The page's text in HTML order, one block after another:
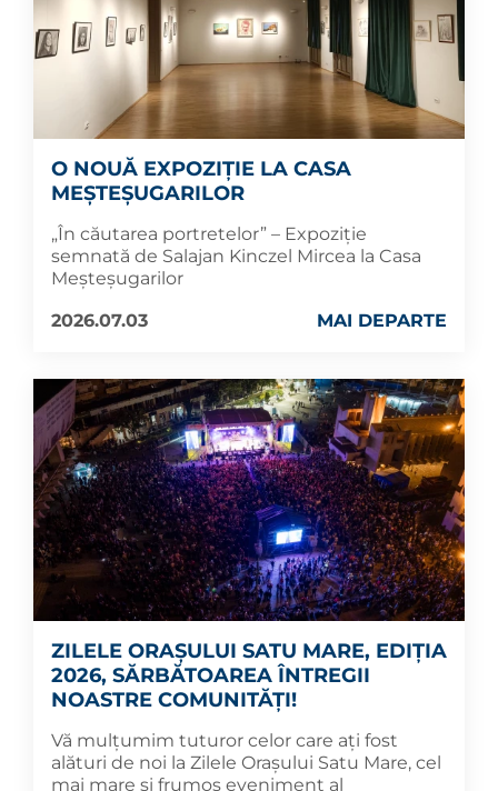
O NOUĂ EXPOZIȚIE LA CASA
MEȘTEȘUGARILOR
„În căutarea portretelor” – Expoziție
semnată de Salajan Kinczel Mircea la Casa
Meșteșugarilor
2026.07.03
MAI DEPARTE
ZILELE ORAȘULUI SATU MARE, EDIȚIA
2026, SĂRBĂTOAREA ÎNTREGII
NOASTRE COMUNITĂȚI!
Vă mulțumim tuturor celor care ați fost
alături de noi la Zilele Orașului Satu Mare, cel
mai mare și frumos eveniment al